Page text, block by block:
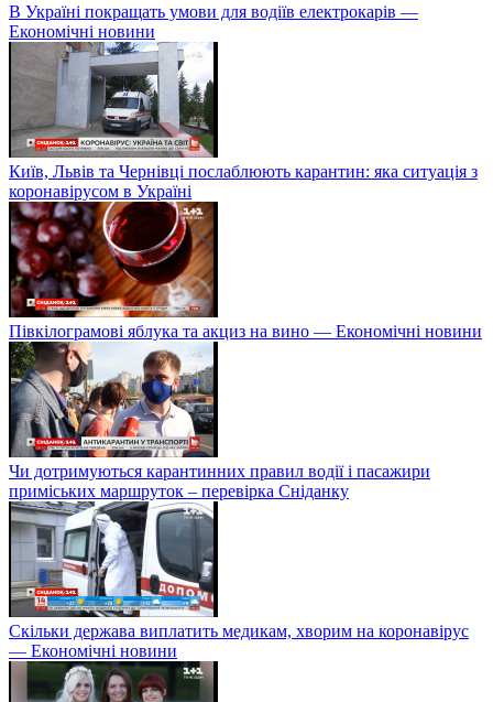
В Україні покращать умови для водіїв електрокарів —
Економічні новини
Київ, Львів та Чернівці послаблюють карантин: яка ситуація з
коронавірусом в Україні
Півкілограмові яблука та акциз на вино — Економічні новини
Чи дотримуються карантинних правил водії і пасажири
приміських маршруток – перевірка Сніданку
Скільки держава виплатить медикам, хворим на коронавірус
— Економічні новини